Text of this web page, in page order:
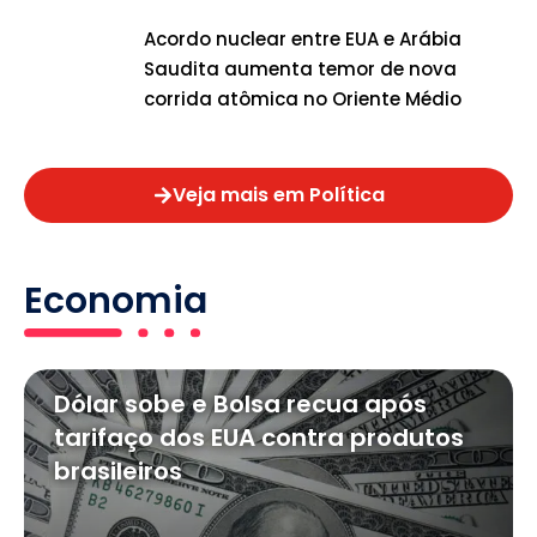
Acordo nuclear entre EUA e Arábia
Saudita aumenta temor de nova
corrida atômica no Oriente Médio
Veja mais em Política
Economia
Dólar sobe e Bolsa recua após
tarifaço dos EUA contra produtos
brasileiros